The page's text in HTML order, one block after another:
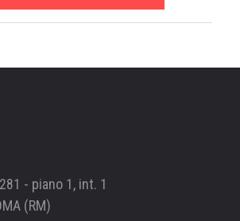
- piano 1, int. 1
(RM)